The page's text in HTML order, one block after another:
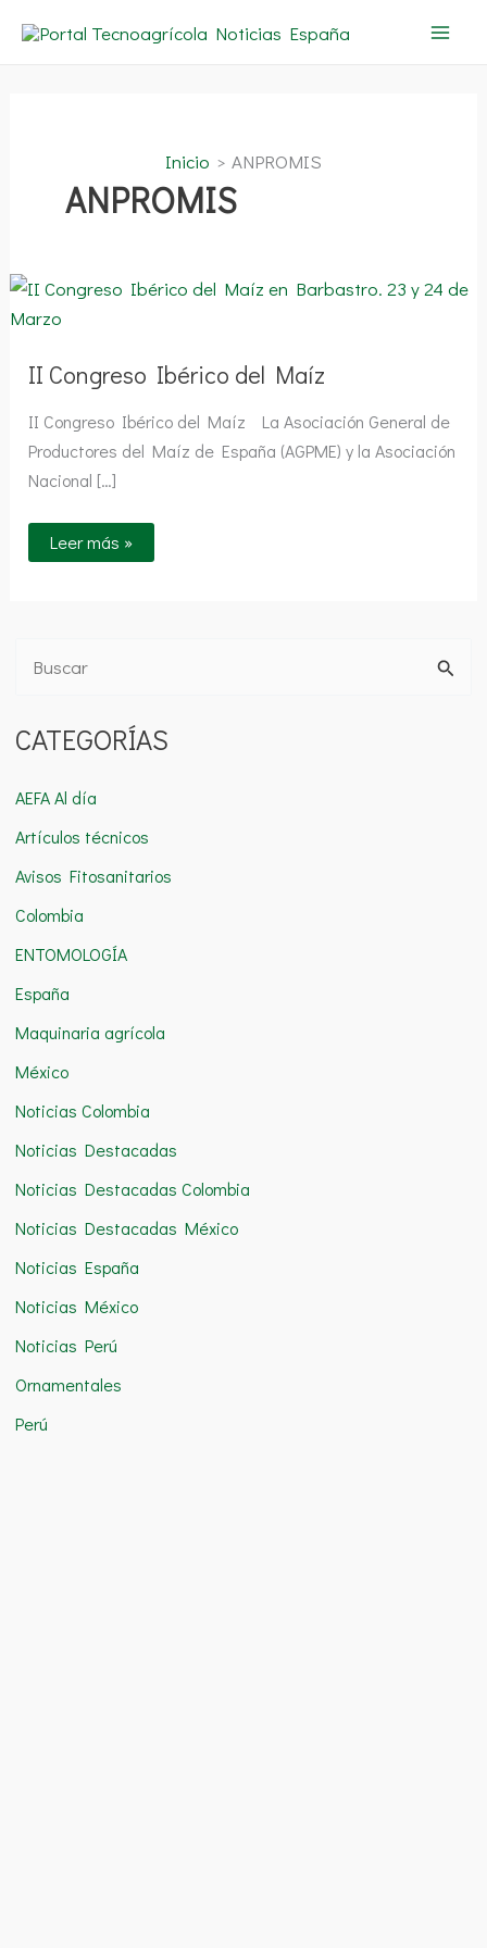
Inicio ANPROMIS
ANPROMIS
II Congreso Ibérico del Maíz
II Congreso Ibérico del Maíz La Asociación General de
Productores del Maíz de España (AGPME) y la Asociación
Nacional […]
II
Congreso
Ibérico
del
Leer más »
s
a
r
p
o
r
:
CATEGORÍAS
AEFA Al día
Artículos técnicos
Avisos Fitosanitarios
Colombia
ENTOMOLOGÍA
España
Maquinaria agrícola
México
Noticias Colombia
Noticias Destacadas
Noticias Destacadas Colombia
Noticias Destacadas México
Noticias España
Noticias México
Noticias Perú
Ornamentales
Perú